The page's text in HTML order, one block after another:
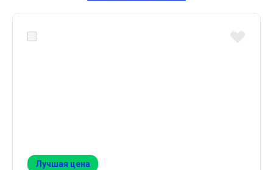
Лучшая цена